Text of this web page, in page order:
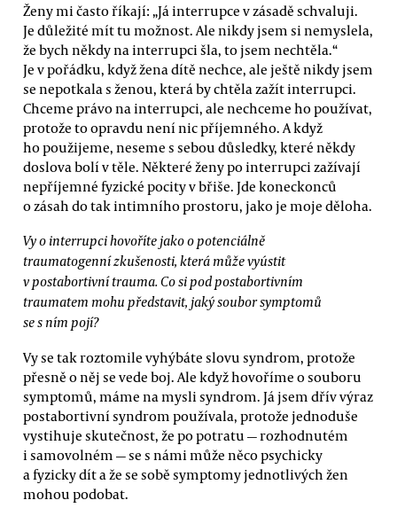
Ženy mi často říkají: „Já interrupce v zásadě schvaluji.
Je důležité mít tu možnost. Ale nikdy jsem si nemyslela,
že bych někdy na interrupci šla, to jsem nechtěla.“
Je v pořádku, když žena dítě nechce, ale ještě nikdy jsem
se nepotkala s ženou, která by chtěla zažít interrupci.
Chceme právo na interrupci, ale nechceme ho používat,
protože to opravdu není nic příjemného. A když
ho použijeme, neseme s sebou důsledky, které někdy
doslova bolí v těle. Některé ženy po interrupci zažívají
nepříjemné fyzické pocity v břiše. Jde koneckonců
o zásah do tak intimního prostoru, jako je moje děloha.
Vy o interrupci hovoříte jako o potenciálně
traumatogenní zkušenosti, která může vyústit
v postabortivní trauma. Co si pod postabortivním
traumatem mohu představit, jaký soubor symptomů
se s ním pojí?
Vy se tak roztomile vyhýbáte slovu syndrom, protože
přesně o něj se vede boj. Ale když hovoříme o souboru
symptomů, máme na mysli syndrom. Já jsem dřív výraz
postabortivní syndrom používala, protože jednoduše
vystihuje skutečnost, že po potratu — rozhodnutém
i samovolném — se s námi může něco psychicky
a fyzicky dít a že se sobě symptomy jednotlivých žen
mohou podobat.